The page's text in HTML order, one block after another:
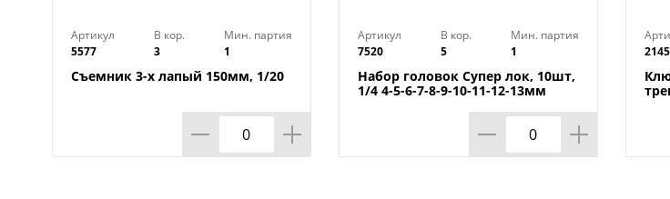
Артикул
5577
В кор.
3
Мин. партия
1
Съемник 3-х лапый 150мм, 1/20
Артикул
7520
В кор.
5
Мин. партия
1
Набор головок Супер лок, 10шт,
1/4 4-5-6-7-8-9-10-11-12-13мм